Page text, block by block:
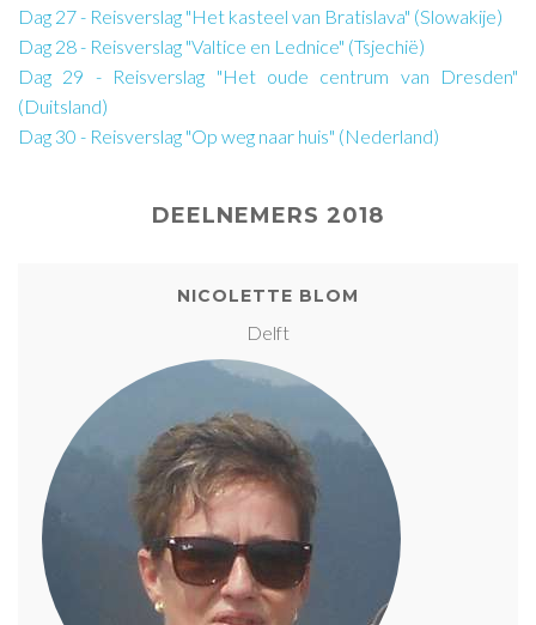
Dag 27 - Reisverslag "Het kasteel van Bratislava" (Slowakije)
Dag 28 - Reisverslag "Valtice en Lednice" (Tsjechië)
Dag 29 - Reisverslag "Het oude centrum van Dresden"
(Duitsland)
Dag 30 - Reisverslag "Op weg naar huis" (Nederland)
DEELNEMERS 2018
NICOLETTE BLOM
Delft